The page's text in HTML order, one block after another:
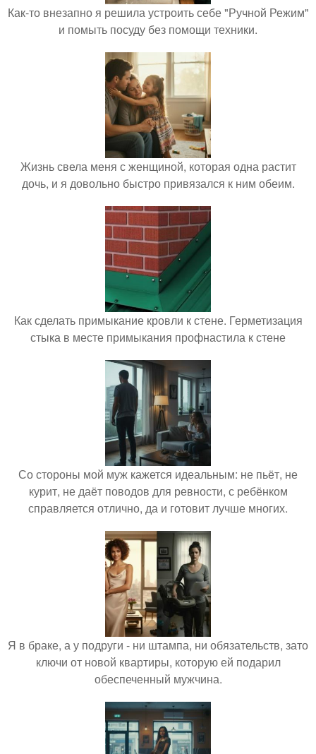
Как-то внезапно я решила устроить себе "Ручной Режим"
и помыть посуду без помощи техники.
Жизнь свела меня с женщиной, которая одна растит
дочь, и я довольно быстро привязался к ним обеим.
Как сделать примыкание кровли к стене. Герметизация
стыка в месте примыкания профнастила к стене
Со стороны мой муж кажется идеальным: не пьёт, не
курит, не даёт поводов для ревности, с ребёнком
справляется отлично, да и готовит лучше многих.
Я в браке, а у подруги - ни штампа, ни обязательств, зато
ключи от новой квартиры, которую ей подарил
обеспеченный мужчина.